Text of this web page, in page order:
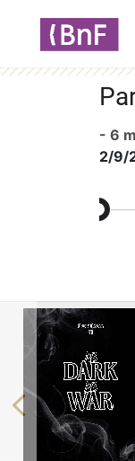
- 6
2/9/
Previous